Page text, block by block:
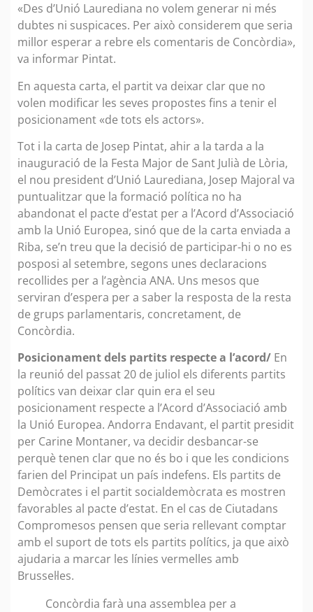
«Des d’Unió Laurediana no volem generar ni més
dubtes ni suspicaces. Per això considerem que seria
millor esperar a rebre els comentaris de Concòrdia»,
va informar Pintat.
En aquesta carta, el partit va deixar clar que no
volen modificar les seves propostes fins a tenir el
posicionament «de tots els actors».
Tot i la carta de Josep Pintat, ahir a la tarda a la
inauguració de la Festa Major de Sant Julià de Lòria,
el nou president d’Unió Laurediana, Josep Majoral va
puntualitzar que la formació política no ha
abandonat el pacte d’estat per a l’Acord d’Associació
amb la Unió Europea, sinó que de la carta enviada a
Riba, se’n treu que la decisió de participar-hi o no es
posposi al setembre, segons unes declaracions
recollides per a l’agència ANA. Uns mesos que
serviran d’espera per a saber la resposta de la resta
de grups parlamentaris, concretament, de
Concòrdia.
Posicionament dels partits respecte a l’acord/ En
la reunió del passat 20 de juliol els diferents partits
polítics van deixar clar quin era el seu
posicionament respecte a l’Acord d’Associació amb
la Unió Europea. Andorra Endavant, el partit presidit
per Carine Montaner, va decidir desbancar-se
perquè tenen clar que no és bo i que les condicions
farien del Principat un país indefens. Els partits de
Demòcrates i el partit socialdemòcrata es mostren
favorables al pacte d’estat. En el cas de Ciutadans
Compromesos pensen que seria rellevant comptar
amb el suport de tots els partits polítics, ja que això
ajudaria a marcar les línies vermelles amb
Brussel·les.
Concòrdia farà una assemblea per a